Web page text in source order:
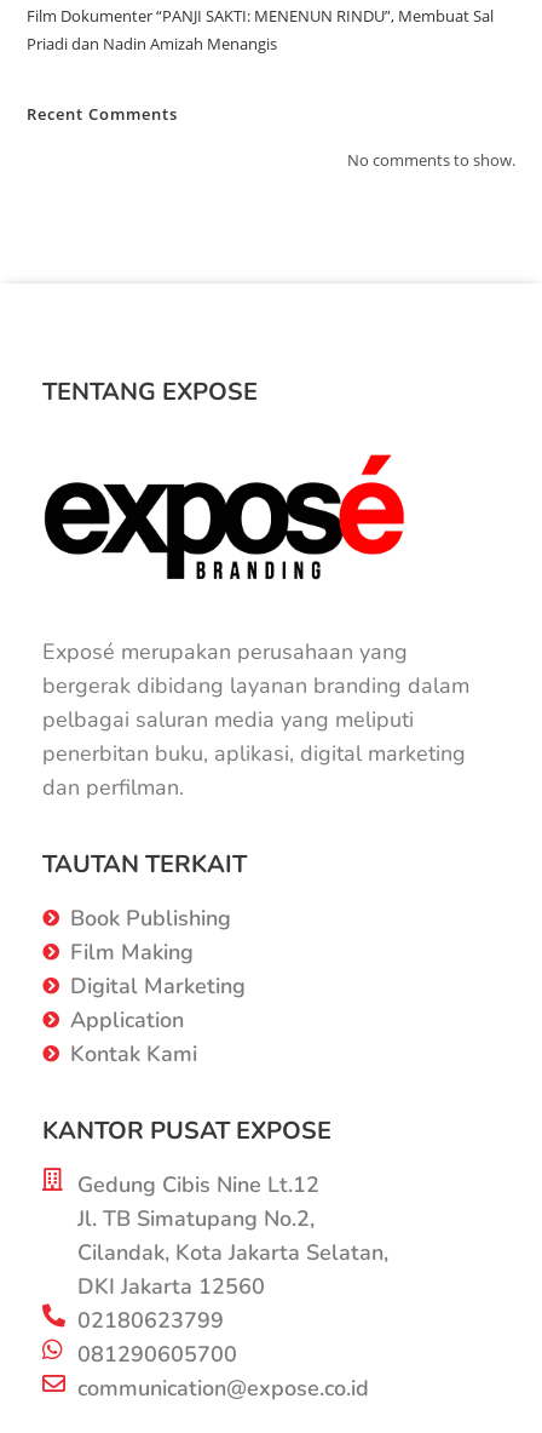
Film Dokumenter “PANJI SAKTI: MENENUN RINDU”, Membuat Sal
Priadi dan Nadin Amizah Menangis
Recent Comments
No comments to show.
TENTANG EXPOSE
Exposé merupakan perusahaan yang
bergerak dibidang layanan branding dalam
pelbagai saluran media yang meliputi
penerbitan buku, aplikasi, digital marketing
dan perfilman.
TAUTAN TERKAIT
Book Publishing
Film Making
Digital Marketing
Application
Kontak Kami
KANTOR PUSAT EXPOSE
Gedung Cibis Nine Lt.12
Jl. TB Simatupang No.2,
Cilandak, Kota Jakarta Selatan,
DKI Jakarta 12560
02180623799
081290605700
communication@expose.co.id